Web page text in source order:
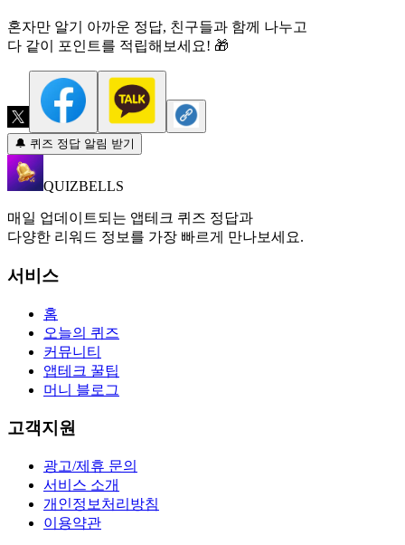
혼자만 알기 아까운 정답, 친구들과 함께 나누고
다 같이 포인트를 적립해보세요! 🎁
🔔 퀴즈 정답 알림 받기
QUIZBELLS
매일 업데이트되는 앱테크 퀴즈 정답과
다양한 리워드 정보를 가장 빠르게 만나보세요.
서비스
홈
오늘의 퀴즈
커뮤니티
앱테크 꿀팁
머니 블로그
고객지원
광고/제휴 문의
서비스 소개
개인정보처리방침
이용약관